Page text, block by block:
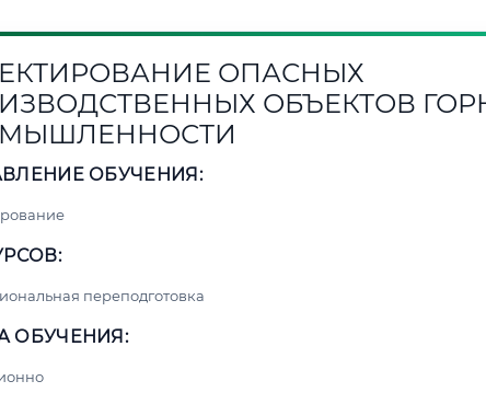
ОПАСНЫХ
ОБЪЕКТОВ
ОБУЧЕНИЯ:
переподготовка
ОБУЧЕНИЯ: